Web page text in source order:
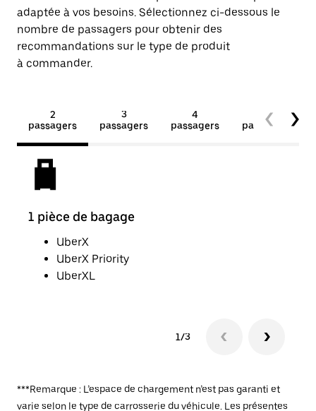
adaptée à vos besoins. Sélectionnez ci-dessous le
nombre de passagers pour obtenir des
recommandations sur le type de produit
à commander.
2
passagers
3
passagers
4
passagers
5+
passagers
1 pièce de bagage
UberX
UberX Priority
UberXL
1/3
***Remarque : L’espace de chargement n’est pas garanti et
varie selon le type de carrosserie du véhicule. Les présentes